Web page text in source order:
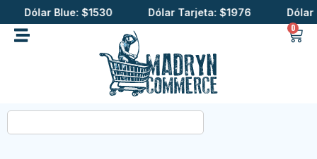
Dólar Blue: $1530 Dólar Tarjeta: $1976 Dólar
0